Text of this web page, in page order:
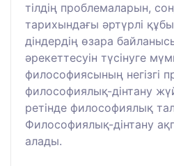
тілдің проблемаларын,
тарихындағы әртүрлі
діндердің өзара
әрекеттесуін түсінуге
философиясының негізгі
философиялық-дінтану
ретінде философиялық
Философиялық-дінтану
алады.